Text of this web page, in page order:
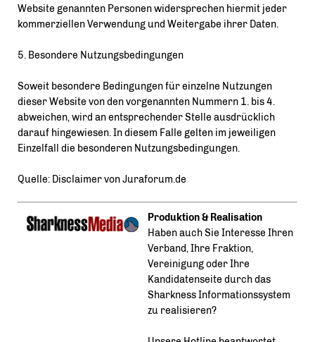
Website genannten Personen widersprechen hiermit jeder
kommerziellen Verwendung und Weitergabe ihrer Daten.
5. Besondere Nutzungsbedingungen
Soweit besondere Bedingungen für einzelne Nutzungen
dieser Website von den vorgenannten Nummern 1. bis 4.
abweichen, wird an entsprechender Stelle ausdrücklich
darauf hingewiesen. In diesem Falle gelten im jeweiligen
Einzelfall die besonderen Nutzungsbedingungen.
Quelle: Disclaimer von Juraforum.de
Produktion & Realisation
Haben auch Sie Interesse Ihren
Verband, Ihre Fraktion,
Vereinigung oder Ihre
Kandidatenseite durch das
Sharkness Informationssystem
zu realisieren?